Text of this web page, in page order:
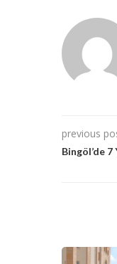
previous
Bingöl’de 7